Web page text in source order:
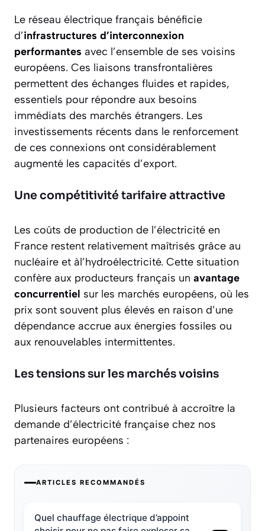
Le réseau électrique français bénéficie
d’infrastructures d’interconnexion
performantes avec l’ensemble de ses voisins
européens. Ces liaisons transfrontalières
permettent des échanges fluides et rapides,
essentiels pour répondre aux besoins
immédiats des marchés étrangers. Les
investissements récents dans le renforcement
de ces connexions ont considérablement
augmenté les capacités d’export.
Une compétitivité tarifaire attractive
Les coûts de production de l’électricité en
France restent relativement maîtrisés grâce au
nucléaire et àl’hydroélectricité. Cette situation
confère aux producteurs français un avantage
concurrentiel sur les marchés européens, où les
prix sont souvent plus élevés en raison d’une
dépendance accrue aux énergies fossiles ou
aux renouvelables intermittentes.
Les tensions sur les marchés voisins
Plusieurs facteurs ont contribué à accroître la
demande d’électricité française chez nos
partenaires européens :
ARTICLES RECOMMANDÉS
Quel chauffage électrique d’appoint